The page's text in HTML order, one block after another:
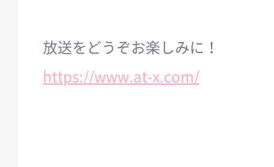
放送をどうぞお楽しみに！
https://www.at-x.com/